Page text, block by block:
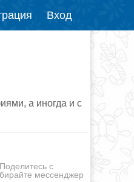
Вход
а иногда и с
с
мессенджер